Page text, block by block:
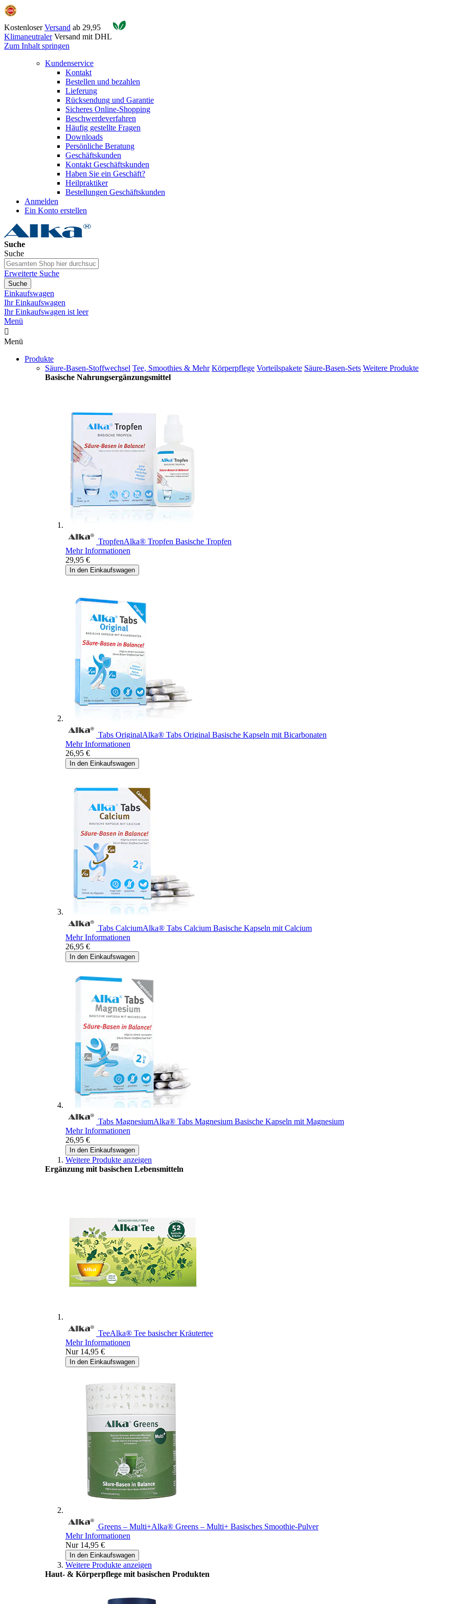
KostenloserVersand ab 29,95
KlimaneutralerVersand mit DHL
Zum Inhalt springen
Kundenservice
Kontakt
Bestellen und bezahlen
Lieferung
Rücksendung und Garantie
Sicheres Online-Shopping
Beschwerdeverfahren
Häufig gestellte Fragen
Downloads
Persönliche Beratung
Geschäftskunden
Kontakt Geschäftskunden
Haben Sie ein Geschäft?
Heilpraktiker
Bestellungen Geschäftskunden
Anmelden
Ein Konto erstellen
Suche
Suche
Erweiterte Suche
Suche
Einkaufswagen
Ihr Einkaufswagen
Ihr Einkaufswagen ist leer
Menü

Menü
Produkte
Säure-Basen-Stoffwechsel Tee, Smoothies & Mehr Körperpflege Vorteilspakete Säure-Basen-Sets Weitere Produkte
Basische Nahrungsergänzungsmittel
TropfenAlka® Tropfen Basische Tropfen
Mehr Informationen
29,95 €
In den Einkaufswagen
Tabs OriginalAlka® Tabs Original Basische Kapseln mit Bicarbonaten
Mehr Informationen
26,95 €
In den Einkaufswagen
Tabs CalciumAlka® Tabs Calcium Basische Kapseln mit Calcium
Mehr Informationen
26,95 €
In den Einkaufswagen
Tabs MagnesiumAlka® Tabs Magnesium Basische Kapseln mit Magnesium
Mehr Informationen
26,95 €
In den Einkaufswagen
Weitere Produkte anzeigen
Ergänzung mit basischen Lebensmitteln
TeeAlka® Tee basischer Kräutertee
Mehr Informationen
Nur 14,95 €
In den Einkaufswagen
Greens – Multi+Alka® Greens – Multi+ Basisches Smoothie-Pulver
Mehr Informationen
Nur 14,95 €
In den Einkaufswagen
Weitere Produkte anzeigen
Haut- & Körperpflege mit basischen Produkten